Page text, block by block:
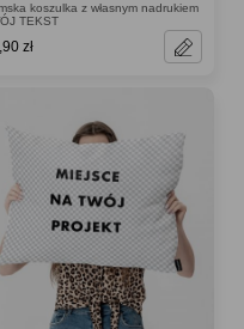
koszulka z własnym nadrukiem
TEKST
zł